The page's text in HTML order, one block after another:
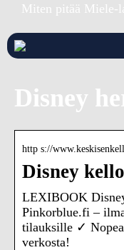
Miten pitää Miele-
Disney
http s://
Disney
LEXIBOOK
Pinkorblue.fi –
tilauksille ✓
verkosta!